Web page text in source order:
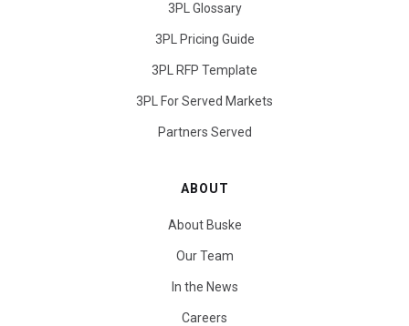
3PL Glossary
3PL Pricing Guide
3PL RFP Template
3PL For Served Markets
Partners Served
ABOUT
About Buske
Our Team
In the News
Careers